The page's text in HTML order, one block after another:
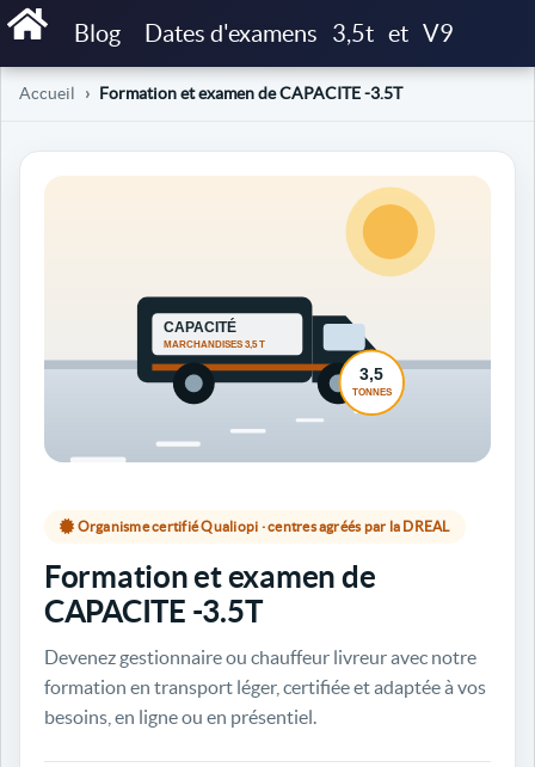
Blog Dates d'examens 3,5t et V9
Accueil Formation et examen de CAPACITE -3.5T
Organisme certifié Qualiopi · centres agréés par la DREAL
Formation et examen de
CAPACITE -3.5T
Devenez gestionnaire ou chauffeur livreur avec notre
formation en transport léger, certifiée et adaptée à vos
besoins, en ligne ou en présentiel.